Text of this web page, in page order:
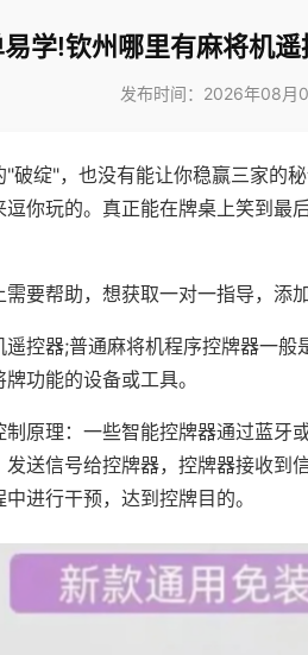
学!钦州哪里有麻将机
发布时间：2026年08月
破绽"，也没有能让你稳赢三家的
你玩的。真正能在牌桌上笑到最
要帮助，想获取一对一指导，添
控器;普通麻将机程序控牌器一
功能的设备或工具。
制原理：一些智能控牌器通过蓝牙
送信号给控牌器，控牌器接收到
进行干预，达到控牌目的。